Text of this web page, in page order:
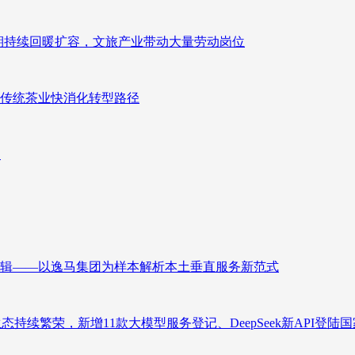
续回暖扩容，文旅产业带动大量劳动岗位
统茶业快消化转型路径
——以逸马集团为样本解析本土垂直服务新范式
续繁荣，新增11款大模型服务登记、DeepSeek新API登陆